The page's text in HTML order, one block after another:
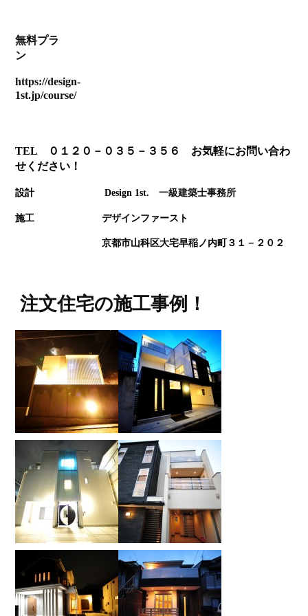
無料プラ
ン
https://design-
1st.jp/course/
TEL ０１２０－０３５－３５６ お気軽にお問い合わ
せください！
設計 Design 1st.一級建築士事務所
施工 デザインファースト
京都市山科区大宅早稲ノ内町３１－２０２
注文住宅の施工事例！